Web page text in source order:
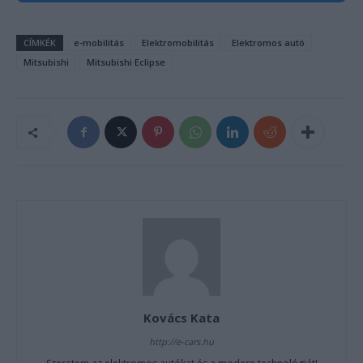
CÍMKÉK e-mobilitás Elektromobilitás
Elektromos autó
Mitsubishi
Mitsubishi Eclipse
Kovács Kata
http://e-cars.hu